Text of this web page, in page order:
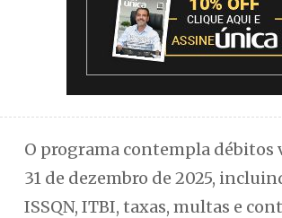
O programa contempla débitos
31 de dezembro de 2025,
ISSQN, ITBI, taxas, multas e